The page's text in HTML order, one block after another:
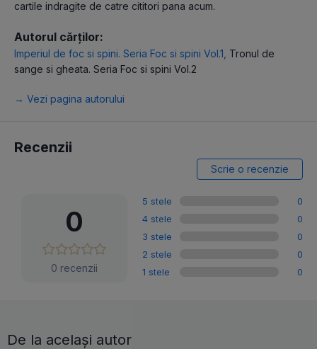
cartile indragite de catre cititori pana acum.
Autorul cărților:
Imperiul de foc si spini. Seria Foc si spini Vol.1 Tronul de
sange si gheata. Seria Foc si spini Vol.2
→ Vezi pagina autorului
Recenzii
Scrie o recenzie
0
0 recenzii
5 stele
0
4 stele
0
3 stele
0
2 stele
0
1 stele
0
De la același autor